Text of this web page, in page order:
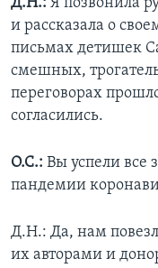
Д.Н.: Я позвонила
и рассказала о
письмах детишек
смешных,
переговорах
согласились.
О.С.: Вы успели все
пандемии
Д.Н.: Да, нам
их авторами и